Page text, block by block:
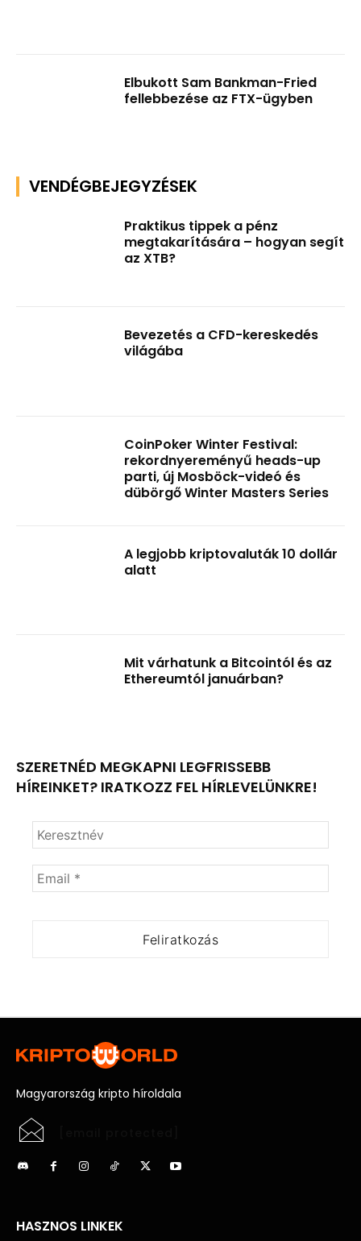
Elbukott Sam Bankman-Fried
fellebbezése az FTX-ügyben
VENDÉGBEJEGYZÉSEK
Praktikus tippek a pénz
megtakarítására – hogyan segít
az XTB?
Bevezetés a CFD-kereskedés
világába
CoinPoker Winter Festival:
rekordnyereményű heads-up
parti, új Mosböck-videó és
dübörgő Winter Masters Series
A legjobb kriptovaluták 10 dollár
alatt
Mit várhatunk a Bitcointól és az
Ethereumtól januárban?
SZERETNÉD MEGKAPNI LEGFRISSEBB
HÍREINKET? IRATKOZZ FEL HÍRLEVELÜNKRE!
Magyarország kripto híroldala
HASZNOS LINKEK